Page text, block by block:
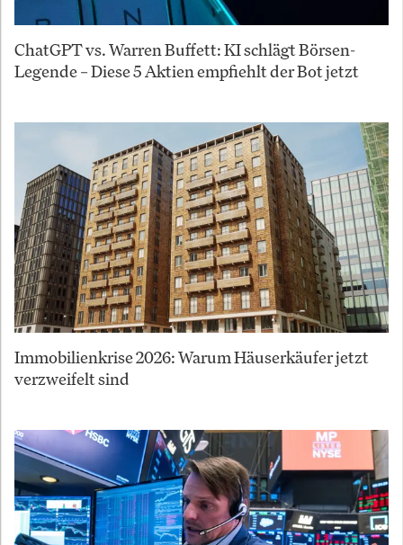
ChatGPT vs. Warren Buffett: KI schlägt Börsen-
Legende – Diese 5 Aktien empfiehlt der Bot jetzt
Immobilienkrise 2026: Warum Häuserkäufer jetzt
verzweifelt sind